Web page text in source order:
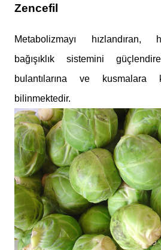
Zencefil
Metabolizmayı hızlandıran,
bağışıklık sistemini
bulantılarına ve
bilinmektedir.